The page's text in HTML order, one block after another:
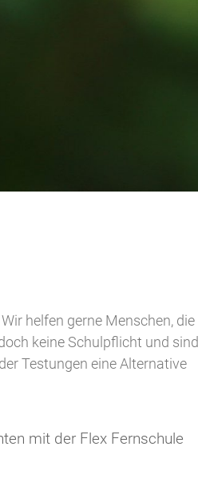
helfen gerne Menschen, die
keine Schulpflicht und sind
Testungen eine Alternative
mit der Flex Fernschule